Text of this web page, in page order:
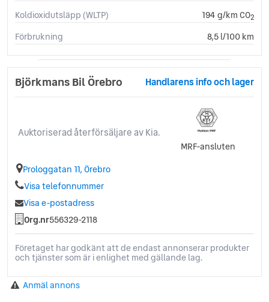
Koldioxidutsläpp (WLTP)
194 g/km CO2
Förbrukning 8,5 l/100 km
Björkmans Bil Örebro Handlarens info och lager
Auktoriserad återförsäljare av Kia.
MRF-ansluten
Prologgatan 11, Örebro
Visa telefonnummer
Visa e-postadress
Org.nr556329-2118
Företaget har godkänt att de endast annonserar produkter
och tjänster som är i enlighet med gällande lag.
Anmäl annons